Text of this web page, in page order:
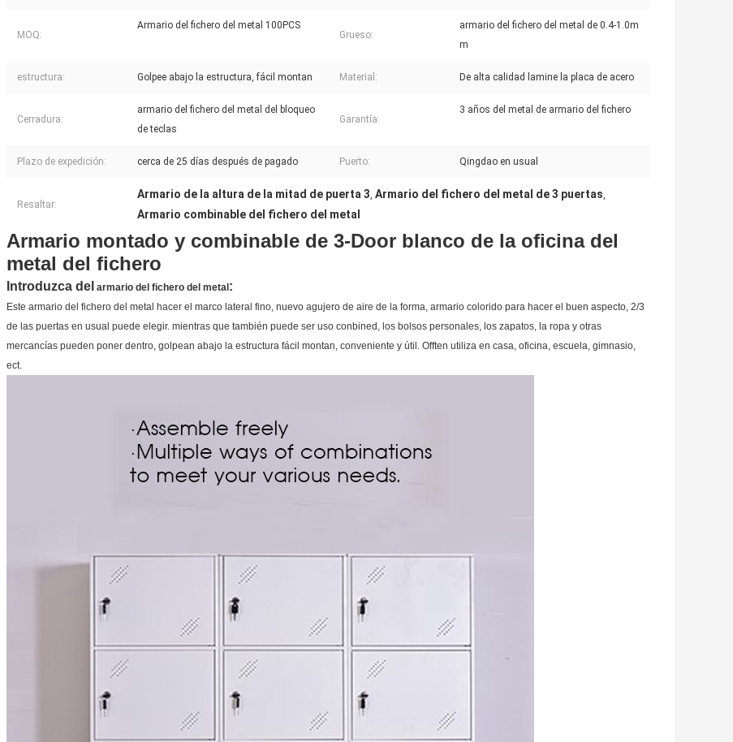
MOQ:
Armario del fichero del metal 100PCS
Grueso:
armario del fichero del metal de 0.4-1.0m
m
estructura: Golpee abajo la estructura, fácil montan Material: De alta calidad lamine la placa de acero
Cerradura:
armario del fichero del metal del bloqueo
de teclas
Garantía:
3 años del metal de armario del fichero
Plazo de expedición: cerca de 25 días después de pagado Puerto: Qingdao en usual
Resaltar:
Armario de la altura de la mitad de puerta 3, Armario del fichero del metal de 3 puertas,
Armario combinable del fichero del metal
Armario montado y combinable de 3-Door blanco de la oficina del
metal del fichero
Introduzca del armario del fichero del metal :
Este armario del fichero del metal hacer el marco lateral fino, nuevo agujero de aire de la forma, armario colorido para hacer el buen aspecto, 2/3
de las puertas en usual puede elegir. mientras que también puede ser uso conbined, los bolsos personales, los zapatos, la ropa y otras
mercancías pueden poner dentro, golpean abajo la estructura fácil montan, conveniente y útil. Offten utiliza en casa, oficina, escuela, gimnasio,
ect.